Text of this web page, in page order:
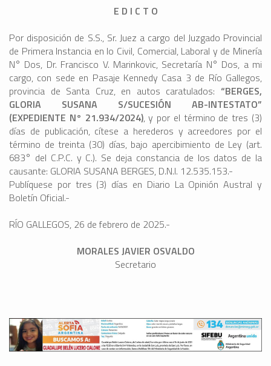
E D I C T O
Por disposición de S.S., Sr. Juez a cargo del Juzgado Provincial
de Primera Instancia en lo Civil, Comercial, Laboral y de Minería
N° Dos, Dr. Francisco V. Marinkovic, Secretaría N° Dos, a mi
cargo, con sede en Pasaje Kennedy Casa 3 de Río Gallegos,
provincia de Santa Cruz, en autos caratulados: “BERGES,
GLORIA SUSANA S/SUCESIÓN AB-INTESTATO”
(EXPEDIENTE N° 21.934/2024), y por el término de tres (3)
días de publicación, cítese a herederos y acreedores por el
término de treinta (30) días, bajo apercibimiento de Ley (art.
683° del C.P.C. y C.). Se deja constancia de los datos de la
causante: GLORIA SUSANA BERGES, D.N.I. 12.535.153.-
Publíquese por tres (3) días en Diario La Opinión Austral y
Boletín Oficial.-
RÍO GALLEGOS, 26 de febrero de 2025.-
MORALES JAVIER OSVALDO
Secretario